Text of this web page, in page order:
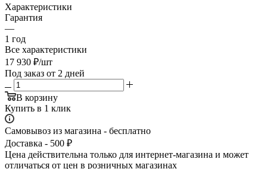
Характеристики
Гарантия
—
1 год
Все характеристики
17 930 ₽/шт
Под заказ от 2 дней
В корзину
Купить в 1 клик
Самовывоз из магазина - бесплатно
Доставка - 500 ₽
Цена действительна только для интернет-магазина и может
отличаться от цен в розничных магазинах